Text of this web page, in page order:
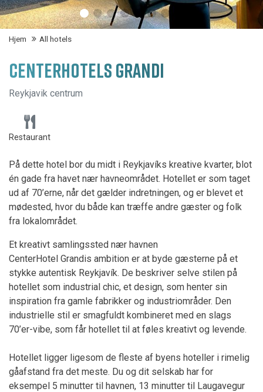
Hjem All hotels
CENTERHOTELS GRANDI
Reykjavik centrum
Restaurant
På dette hotel bor du midt i Reykjavíks kreative kvarter, blot
én gade fra havet nær havneområdet. Hotellet er som taget
ud af 70’erne, når det gælder indretningen, og er blevet et
mødested, hvor du både kan træffe andre gæster og folk
fra lokalområdet.
Et kreativt samlingssted nær havnen
CenterHotel Grandis ambition er at byde gæsterne på et
stykke autentisk Reykjavík. De beskriver selve stilen på
hotellet som industrial chic, et design, som henter sin
inspiration fra gamle fabrikker og industriområder. Den
industrielle stil er smagfuldt kombineret med en slags
70’er-vibe, som får hotellet til at føles kreativt og levende.
Hotellet ligger ligesom de fleste af byens hoteller i rimelig
gåafstand fra det meste. Du og dit selskab har for
eksempel 5 minutter til havnen, 13 minutter til Laugavegur